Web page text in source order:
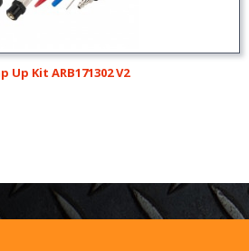
Up Kit ARB171302 V2